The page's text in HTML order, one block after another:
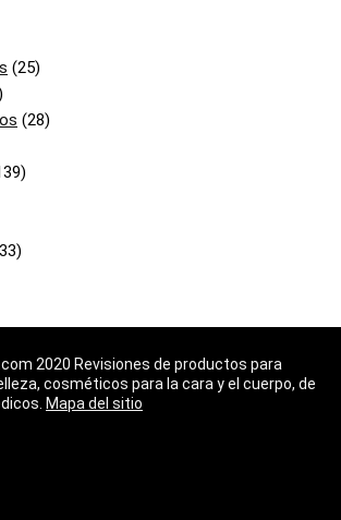
(25)
(28)
2020 Revisiones de productos para
cosméticos para la cara y el cuerpo, de
Mapa del sitio